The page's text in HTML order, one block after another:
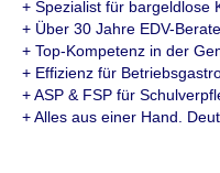
+ Spezialist für bargeldlose
+ Über 30 Jahre EDV-
+ Top-Kompetenz in der
+ Effizienz für
+ ASP & FSP für
+ Alles aus einer Hand.